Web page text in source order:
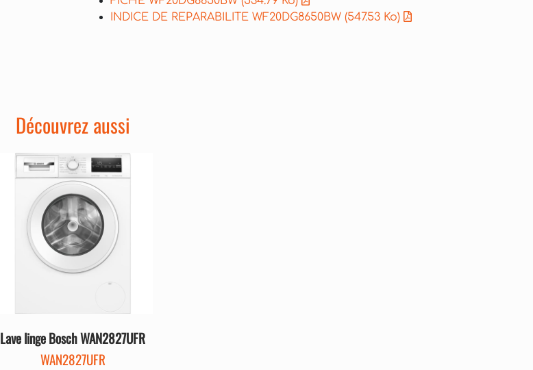
INDICE DE REPARABILITE WF20DG8650BW (547.53 Ko)
Découvrez aussi
Précédent
Lave linge Bosch WAN2827UFR
WAN2827UFR